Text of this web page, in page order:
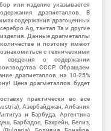
или изделие указывается
драгметаллов. В
содержания драгоценных
Ag, тантал Ta и другие
Данные драгметаллы
и поэтому имеют
с техническими
сведения о содержании
СССР. Обращаем
драгметаллов на 10-25%
Цена драгметаллов будет
практически во все
Азербайджан, Албания
и Барбуда, Аргентина
Барбадос, Бахрейн, Белиз,